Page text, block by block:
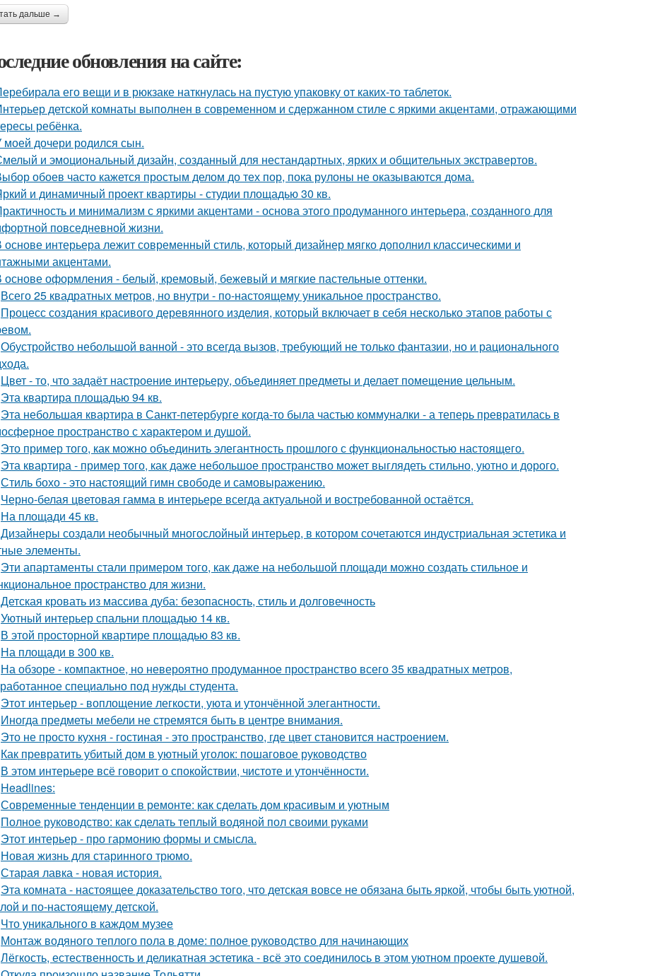
дальше →
обновления на сайте:
его вещи и в рюкзаке наткнулась на пустую упаковку от каких-то таблеток.
детской комнаты выполнен в современном и сдержанном стиле с яркими акцентами, отражающими
ребёнка.
моей дочери родился сын.
и эмоциональный дизайн, созданный для нестандартных, ярких и общительных экстравертов.
обоев часто кажется простым делом до тех пор, пока рулоны не оказываются дома.
и динамичный проект квартиры - студии площадью 30 кв.
и минимализм с яркими акцентами - основа этого продуманного интерьера, созданного для
повседневной жизни.
основе интерьера лежит современный стиль, который дизайнер мягко дополнил классическими и
акцентами.
основе оформления - белый, кремовый, бежевый и мягкие пастельные оттенки.
Всего 25 квадратных метров, но внутри - по-настоящему уникальное пространство.
Процесс создания красивого деревянного изделия, который включает в себя несколько этапов работы с
Обустройство небольшой ванной - это всегда вызов, требующий не только фантазии, но и рационального
Цвет - то, что задаёт настроение интерьеру, объединяет предметы и делает помещение цельным.
Эта квартира площадью 94 кв.
Эта небольшая квартира в Санкт-петербурге когда-то была частью коммуналки - а теперь превратилась в
пространство с характером и душой.
Это пример того, как можно объединить элегантность прошлого с функциональностью настоящего.
Эта квартира - пример того, как даже небольшое пространство может выглядеть стильно, уютно и дорого.
Стиль бохо - это настоящий гимн свободе и самовыражению.
Черно-белая цветовая гамма в интерьере всегда актуальной и востребованной остаётся.
На площади 45 кв.
Дизайнеры создали необычный многослойный интерьер, в котором сочетаются индустриальная эстетика и
элементы.
Эти апартаменты стали примером того, как даже на небольшой площади можно создать стильное и
пространство для жизни.
Детская кровать из массива дуба: безопасность, стиль и долговечность
Уютный интерьер спальни площадью 14 кв.
В этой просторной квартире площадью 83 кв.
На площади в 300 кв.
На обзоре - компактное, но невероятно продуманное пространство всего 35 квадратных метров,
специально под нужды студента.
Этот интерьер - воплощение легкости, уюта и утончённой элегантности.
Иногда предметы мебели не стремятся быть в центре внимания.
Это не просто кухня - гостиная - это пространство, где цвет становится настроением.
Как превратить убитый дом в уютный уголок: пошаговое руководство
В этом интерьере всё говорит о спокойствии, чистоте и утончённости.
Headlines:
Современные тенденции в ремонте: как сделать дом красивым и уютным
Полное руководство: как сделать теплый водяной пол своими руками
Этот интерьер - про гармонию формы и смысла.
Новая жизнь для старинного трюмо.
Старая лавка - новая история.
Эта комната - настоящее доказательство того, что детская вовсе не обязана быть яркой, чтобы быть уютной,
и по-настоящему детской.
Что уникального в каждом музее
Монтаж водяного теплого пола в доме: полное руководство для начинающих
Лёгкость, естественность и деликатная эстетика - всё это соединилось в этом уютном проекте душевой.